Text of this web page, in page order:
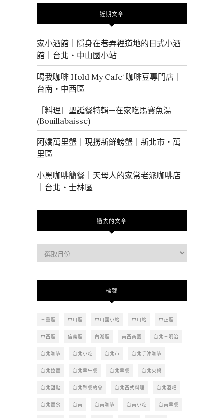
近期文章
家小酒館｜隱身在巷弄裡道地的日式小酒
館｜台北・中山國小站
喝我咖啡 Hold My Cafe‘ 咖啡豆專門店｜
台南・中西區
［料理］聖誕餐特輯—在家吃馬賽魚湯
(Bouillabaisse)
阿嬌萬里蟹｜現撈新鮮螃蟹｜新北市・萬
里區
小黑咖啡簡餐｜天母人的家常老派咖啡店
｜台北・士林區
過去的文章
去
標籤
三重區 中山區 中山國小站 中山站 中正區
中西區 信義區 內湖區 南西商圈 台北三明治
台北咖啡 台北小吃 台北市 台北手沖咖啡
台北拉麵 台北早午餐 台北早餐 台北火鍋
台北甜點 台北聚餐約會 台北西式料理 台北酒吧
台北麵食 台南 台南咖啡 台南小吃 台南早餐